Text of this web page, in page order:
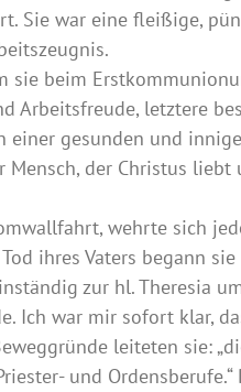
Sie war eine fleißige,
sie beim
letztere
einer gesunden und
der Christus
wehrte sich
ihres Vaters begann
zur hl. Theresia
Ich war mir sofort klar,
leiteten sie:
und Ordensberufe.“